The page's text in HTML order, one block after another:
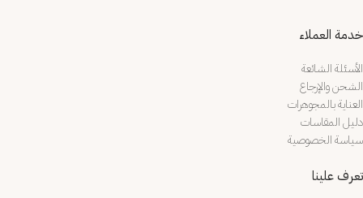
خدمة العملاء
الأسئلة الشائعة
الشحن والإرجاع
العناية بالمجوهرات
دليل المقاسات
سياسة الخصوصية
تعرف علينا